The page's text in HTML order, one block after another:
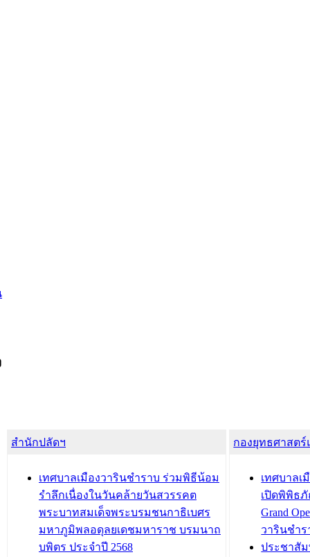
สำนักปลัดฯ
เทศบาลเมืองวารินชำราบ ร่วมพิธีน้อม
รำลึกเนื่องในวันคล้ายวันสวรรคต
พระบาทสมเด็จพระบรมชนกาธิเบศร
มหาภูมิพลอดุลยเดชมหาราช บรมนาถ
บพิตร ประจำปี 2568
กองยุทธศาสต
เทศบาลเ
เปิดพิพิธภั
Grand
วารินชำร
ประชาสัม